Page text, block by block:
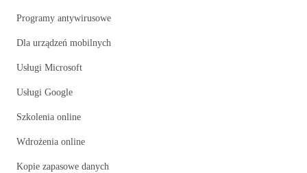
Programy antywirusowe
Dla urządzeń mobilnych
Usługi Microsoft
Usługi Google
Szkolenia online
Wdrożenia online
Kopie zapasowe danych